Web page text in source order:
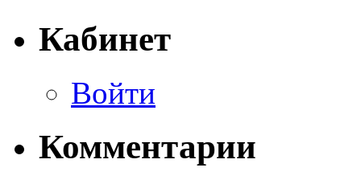
Кабинет
Войти
Комментарии